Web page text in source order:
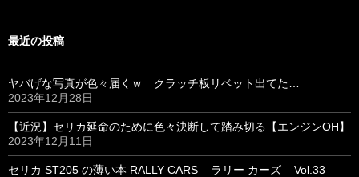
最近の投稿
ヤバげな写真が色々届くｗ クラッチ板リベット出てた…
2023年12月28日
【近況】セリカ延命のために色々決断して踏み切る【エンジンOH】
2023年12月11日
セリカ ST205 の薄い本 RALLY CARS – ラリー カーズ – Vol.33